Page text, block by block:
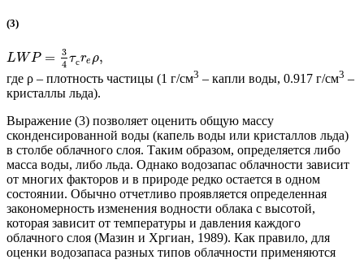
(3)
LWP =
3
4 τсre ρ,
где ρ – плотность частицы (1 г/см3 – капли воды, 0.917 г/см3 –
кристаллы льда).
Выражение (3) позволяет оценить общую массу
сконденсированной воды (капель воды или кристаллов льда)
в столбе облачного слоя. Таким образом, определяется либо
масса воды, либо льда. Однако водозапас облачности зависит
от многих факторов и в природе редко остается в одном
состоянии. Обычно отчетливо проявляется определенная
закономерность изменения водности облака с высотой,
которая зависит от температуры и давления каждого
облачного слоя (Мазин и Хргиан, 1989). Как правило, для
оценки водозапаса разных типов облачности применяются